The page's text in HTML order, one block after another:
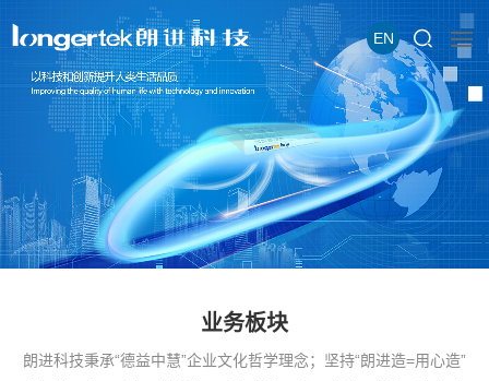
EN
业务板块
朗进科技秉承“德益中慧”企业文化哲学理念；坚持“朗进造=用心造”